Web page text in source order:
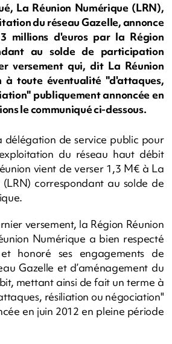
La Réunion Numérique (LRN),
du réseau Gazelle, annonce
millions d'euros par la Région
au solde de participation
versement qui, dit La Réunion
à toute éventualité "d'attaques,
publiquement annoncée en
le communiqué ci-dessous.
délégation de service public pour
du réseau haut débit
vient de verser 1,3 M€ à La
correspondant au solde de
versement, la Région Réunion
Numérique a bien respecté
honoré ses engagements de
Gazelle et d’aménagement du
mettant ainsi de fait un terme à
résiliation ou négociation"
en juin 2012 en pleine période